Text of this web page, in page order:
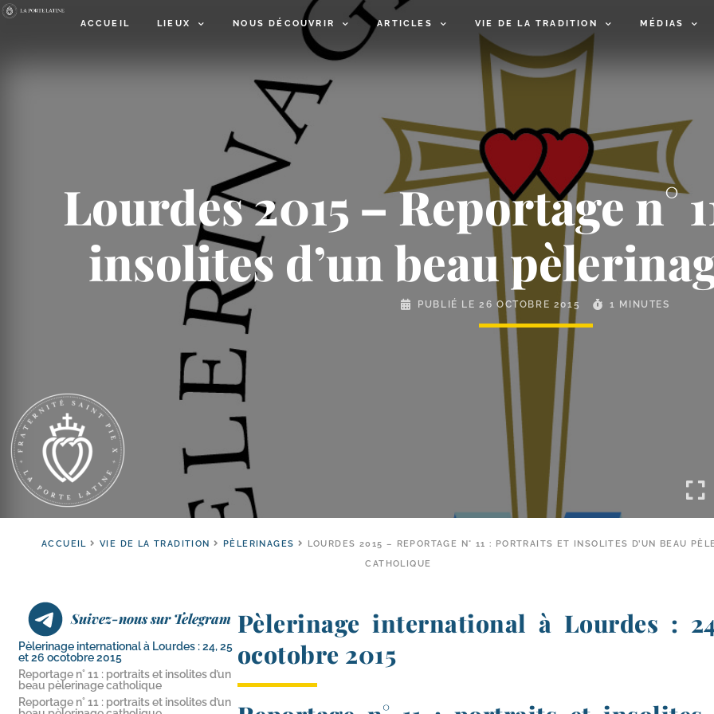
ACCUEIL LIEUX NOUS DÉCOUVRIR ARTICLES VIE DE LA TRADITION MÉDIAS
Lourdes 2015 – Reportage n°
insolites d’un beau
PUBLIÉ LE 26 OCTOBRE 2015 1 MINUTES
ACCUEIL VIE DE LA TRADITION PÈLERINAGES
LOURDES 2015 – REPORTAGE N° 11 : PORTRAITS ET INSOLITES D’UN BEAU
CATHOLIQUE
Suivez-nous sur Telegram
Pèlerinage international à Lourdes : 24, 25
et 26 ocotobre 2015
Reportage n° 11 : portraits et insolites d’un
beau pèlerinage catholique
Reportage n° 11 : portraits et insolites d’un
Pèlerinage international à Lourdes :
ocotobre 2015